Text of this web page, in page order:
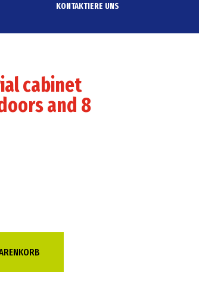
KONTAKTIERE UNS
cabinet
and 8